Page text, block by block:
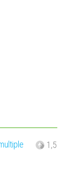
1,5